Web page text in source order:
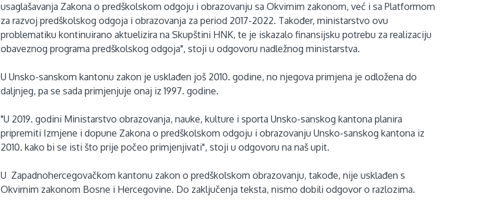
usaglašavanja Zakona o predškolskom odgoju i obrazovanju sa Okvirnim zakonom, već i sa Platformom
za razvoj predškolskog odgoja i obrazovanja za period 2017-2022. Također, ministarstvo ovu
problematiku kontinuirano aktuelizira na Skupštini HNK, te je iskazalo finansijsku potrebu za realizaciju
obaveznog programa predškolskog odgoja", stoji u odgovoru nadležnog ministarstva.
U Unsko-sanskom kantonu zakon je usklađen još 2010. godine, no njegova primjena je odložena do
daljnjeg, pa se sada primjenjuje onaj iz 1997. godine.
"U 2019. godini Ministarstvo obrazovanja, nauke, kulture i sporta Unsko-sanskog kantona planira
pripremiti Izmjene i dopune Zakona o predškolskom odgoju i obrazovanju Unsko-sanskog kantona iz
2010. kako bi se isti što prije počeo primjenjivati", stoji u odgovoru na naš upit.
U Zapadnohercegovačkom kantonu zakon o predškolskom obrazovanju, takođe, nije usklađen s
Okvirnim zakonom Bosne i Hercegovine. Do zaključenja teksta, nismo dobili odgovor o razlozima.